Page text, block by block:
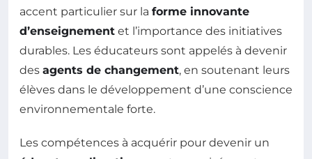
accent particulier sur la forme innovante
d’enseignement et l’importance des initiatives
durables. Les éducateurs sont appelés à devenir
des agents de changement, en soutenant leurs
élèves dans le développement d’une conscience
environnementale forte.
Les compétences à acquérir pour devenir un